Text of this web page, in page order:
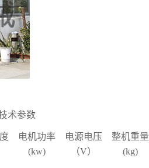
术参数
电机功率
(kw)
电源电压
（V）
整机重量
(kg)